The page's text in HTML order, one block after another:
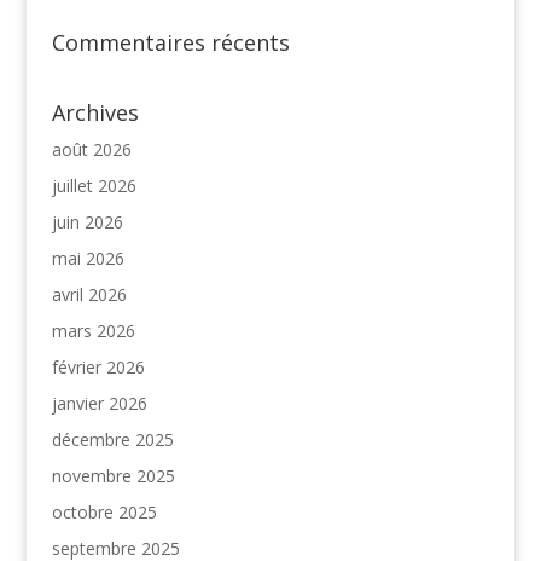
Commentaires récents
Archives
août 2026
juillet 2026
juin 2026
mai 2026
avril 2026
mars 2026
février 2026
janvier 2026
décembre 2025
novembre 2025
octobre 2025
septembre 2025